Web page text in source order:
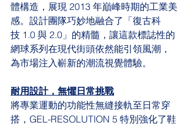
體構造，展現 2013 年巔峰時期的工業美
感。設計團隊巧妙地融合了「復古科
技 1.0 與 2.0」的精髓，讓這款標誌性的
網球系列在現代街頭依然能引領風潮，
為市場注入嶄新的潮流視覺體驗。
耐用設計，無懼日常挑戰
將專業運動的功能性無縫接軌至日常穿
搭，GEL-RESOLUTION 5 特別強化了鞋